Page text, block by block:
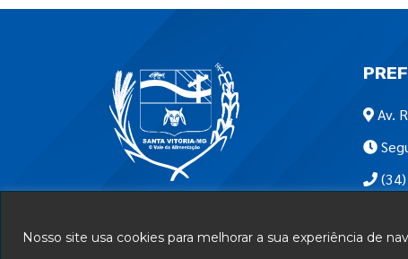
Nosso site usa cookies para melhorar a sua experiência de
Av.
(34)